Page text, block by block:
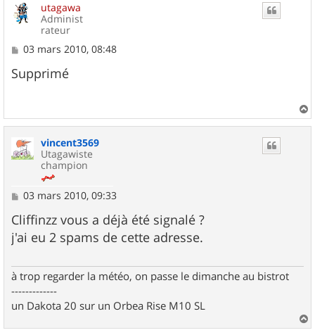
utagawa
Administ
rateur
M
s
s
e
03 mars 2010, 08:48
Supprimé
a
vincent3569
Utagawiste
champion
M
s
s
a
03 mars 2010, 09:33
Cliffinzz vous a déjà été signalé ?
j'ai eu 2 spams de cette adresse.
à trop regarder la météo, on passe le dimanche au bistrot
-------------
un Dakota 20 sur un Orbea Rise M10 SL
a